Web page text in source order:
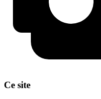
Ce site